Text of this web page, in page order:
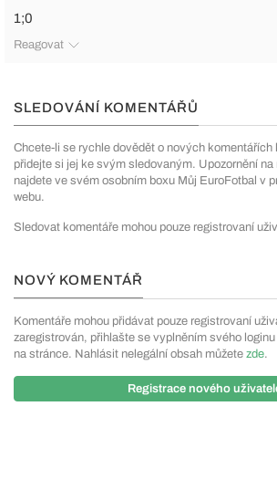
1;0
Reagovat
SLEDOVÁNÍ KOMENTÁŘŮ
Chcete-li se rychle dovědět o nových komentářích
přidejte si jej ke svým sledovaným. Upozornění na
najdete ve svém osobním boxu Můj EuroFotbal v
webu.
Sledovat komentáře mohou pouze registrovaní
NOVÝ KOMENTÁŘ
Komentáře mohou přidávat pouze registrovaní
zaregistrován, přihlašte se vyplněním svého
na stránce. Nahlásit nelegální obsah můžete zde.
Registrace nového